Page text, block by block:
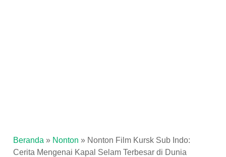
Beranda » Nonton » Nonton Film Kursk Sub Indo:
Cerita Mengenai Kapal Selam Terbesar di Dunia